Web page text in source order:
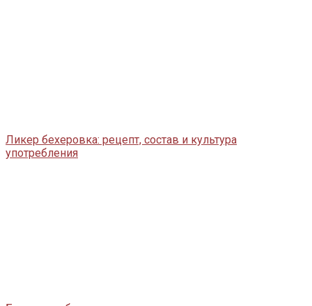
Ликер бехеровка: рецепт, состав и культура
употребления